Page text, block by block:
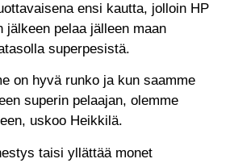
ensi kautta, jolloin HP
jälkeen pelaa jälleen maan
superpesistä.
on hyvä runko ja kun saamme
superin pelaajan, olemme
uskoo Heikkilä.
taisi yllättää monet